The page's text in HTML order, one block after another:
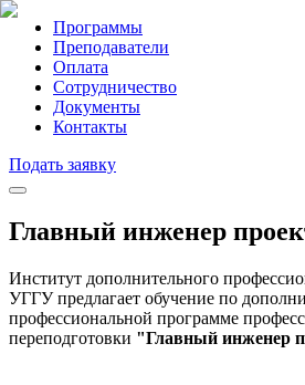
Программы
Преподаватели
Оплата
Сотрудничество
Документы
Контакты
Подать заявку
Главный инженер
Институт дополнительного
УГГУ предлагает обучение по
профессиональной программе
переподготовки "Главный инженер